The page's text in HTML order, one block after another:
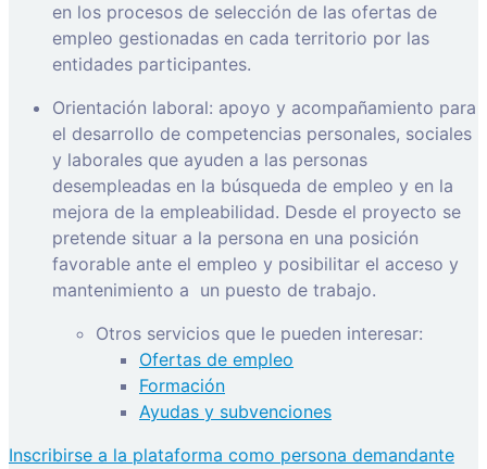
en los procesos de selección de las ofertas de
empleo gestionadas en cada territorio por las
entidades participantes.
Orientación laboral: apoyo y acompañamiento para
el desarrollo de competencias personales, sociales
y laborales que ayuden a las personas
desempleadas en la búsqueda de empleo y en la
mejora de la empleabilidad. Desde el proyecto se
pretende situar a la persona en una posición
favorable ante el empleo y posibilitar el acceso y
mantenimiento a un puesto de trabajo.
Otros servicios que le pueden interesar:
Ofertas de empleo
Formación
Ayudas y subvenciones
Inscribirse a la plataforma como persona demandante